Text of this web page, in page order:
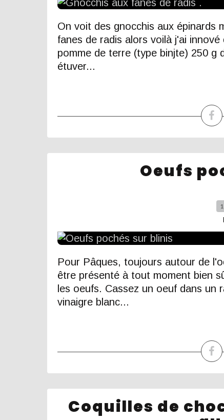
On voit des gnocchis aux épinards
fanes de radis alors voilà j'ai
pomme de terre (type binjte) 250 g
étuver...
Oeufs
Pour Pâques, toujours autour de
être présenté à tout moment bien
les oeufs. Cassez un oeuf dans un
vinaigre blanc...
Coquilles de